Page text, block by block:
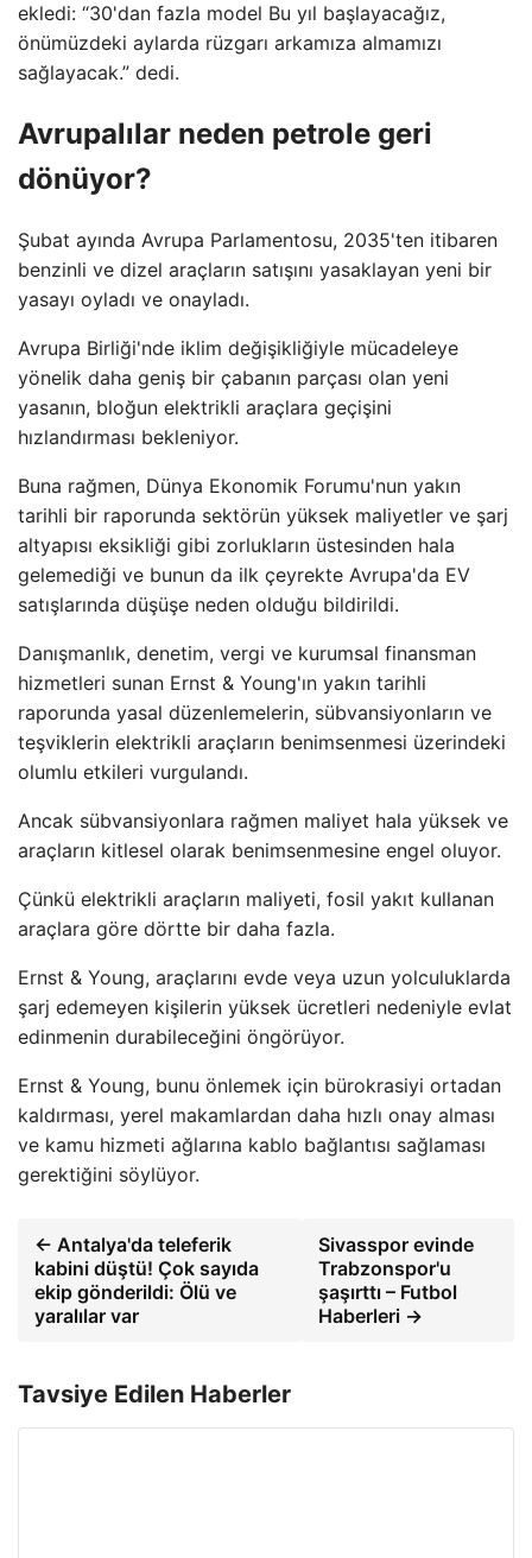
ekledi: “30'dan fazla model Bu yıl başlayacağız,
önümüzdeki aylarda rüzgarı arkamıza almamızı
sağlayacak.” dedi.
Avrupalılar neden petrole geri
dönüyor?
Şubat ayında Avrupa Parlamentosu, 2035'ten itibaren
benzinli ve dizel araçların satışını yasaklayan yeni bir
yasayı oyladı ve onayladı.
Avrupa Birliği'nde iklim değişikliğiyle mücadeleye
yönelik daha geniş bir çabanın parçası olan yeni
yasanın, bloğun elektrikli araçlara geçişini
hızlandırması bekleniyor.
Buna rağmen, Dünya Ekonomik Forumu'nun yakın
tarihli bir raporunda sektörün yüksek maliyetler ve şarj
altyapısı eksikliği gibi zorlukların üstesinden hala
gelemediği ve bunun da ilk çeyrekte Avrupa'da EV
satışlarında düşüşe neden olduğu bildirildi.
Danışmanlık, denetim, vergi ve kurumsal finansman
hizmetleri sunan Ernst & Young'ın yakın tarihli
raporunda yasal düzenlemelerin, sübvansiyonların ve
teşviklerin elektrikli araçların benimsenmesi üzerindeki
olumlu etkileri vurgulandı.
Ancak sübvansiyonlara rağmen maliyet hala yüksek ve
araçların kitlesel olarak benimsenmesine engel oluyor.
Çünkü elektrikli araçların maliyeti, fosil yakıt kullanan
araçlara göre dörtte bir daha fazla.
Ernst & Young, araçlarını evde veya uzun yolculuklarda
şarj edemeyen kişilerin yüksek ücretleri nedeniyle evlat
edinmenin durabileceğini öngörüyor.
Ernst & Young, bunu önlemek için bürokrasiyi ortadan
kaldırması, yerel makamlardan daha hızlı onay alması
ve kamu hizmeti ağlarına kablo bağlantısı sağlaması
gerektiğini söylüyor.
← Antalya'da teleferik
kabini düştü! Çok sayıda
ekip gönderildi: Ölü ve
yaralılar var
Sivasspor evinde
Trabzonspor'u
şaşırttı – Futbol
Haberleri →
Tavsiye Edilen Haberler